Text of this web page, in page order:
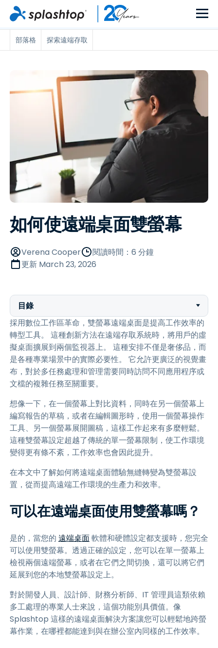
部落格 探索遠端存取
如何使遠端桌面雙螢幕
Verena Cooper
閱讀時間：6 分鐘
更新 March 23, 2026
目錄
採用數位工作區革命，雙螢幕遠端桌面是提高工作效率的
轉型工具。 這種創新方法在遠端存取系統時，將用戶的虛
擬桌面擴展到兩個監視器上。 這種安排不僅是奢侈品，而
是各種專業場景中的實際必要性。 它允許更廣泛的視覺畫
布，對於多任務處理和管理需要同時訪問不同應用程序或
文檔的複雜任務至關重要。
想像一下，在一個螢幕上對比資料，同時在另一個螢幕上
編寫報告的草稿，或者在編輯圖形時，使用一個螢幕操作
工具、另一個螢幕展開圖稿，這樣工作起來有多麼輕鬆。
這種雙螢幕設定超越了傳統的單一螢幕限制，使工作環境
變得更有條不紊，工作效率也會因此提升。
在本文中了解如何將遠端桌面體驗無縫轉變為雙螢幕設
置，從而提高遠端工作環境的生產力和效率。
可以在遠端桌面使用雙螢幕嗎？
是的，當您的 遠端桌面軟體和硬體設定都支援時，您完全
可以使用雙螢幕。透過正確的設定，您可以在單一螢幕上
檢視兩個遠端螢幕，或者在它們之間切換，還可以將它們
延展到您的本地雙螢幕設定上。
對於開發人員、設計師、財務分析師、IT 管理員這類依賴
多工處理的專業人士來說，這個功能別具價值。像
Splashtop 這樣的遠端桌面解決方案讓您可以輕鬆地跨螢
幕作業，在哪裡都能達到與在辦公室內同樣的工作效率。